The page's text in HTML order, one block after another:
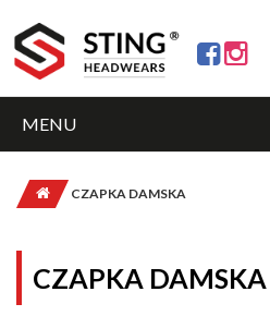
MENU
CZAPKA DAMSKA
CZAPKA DAMSKA